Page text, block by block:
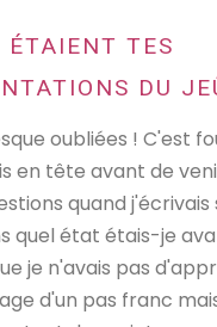
ÉTAIENT TES
DU
oubliées ! C'est
en tête avant de
quand j'écrivais
quel état étais-je
je n'avais pas
d'un pas franc